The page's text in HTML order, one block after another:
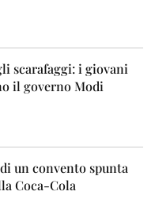
scarafaggi: i giovani
il governo Modi
un convento spunta
Coca-Cola